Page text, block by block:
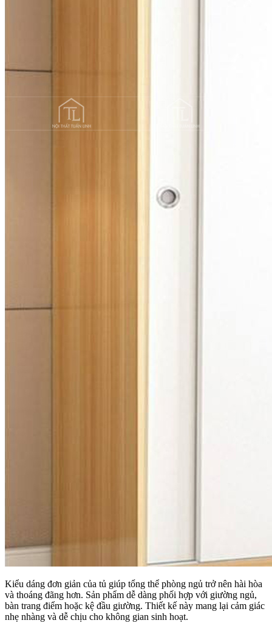
Kiểu dáng đơn giản của tủ giúp tổng thể phòng ngủ trở nên hài hòa
và thoáng đãng hơn. Sản phẩm dễ dàng phối hợp với giường ngủ,
bàn trang điểm hoặc kệ đầu giường. Thiết kế này mang lại cảm giác
nhẹ nhàng và dễ chịu cho không gian sinh hoạt.